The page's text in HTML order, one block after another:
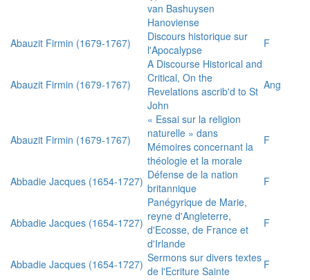
van Bashuysen
Hanoviense
Abauzit Firmin (1679-1767)
Discours historique sur
l'Apocalypse
F
Abauzit Firmin (1679-1767)
A Discourse Historical and
Critical, On the
Revelations ascrib'd to St
John
Ang
Abauzit Firmin (1679-1767)
« Essai sur la religion
naturelle » dans
Mémoires concernant la
théologie et la morale
F
Abbadie Jacques (1654-1727) Défense de la nation
britannique
F
Abbadie Jacques (1654-1727)
Panégyrique de Marie,
reyne d'Angleterre,
d'Ecosse, de France et
d'Irlande
F
Abbadie Jacques (1654-1727) Sermons sur divers textes
de l'Ecriture Sainte
F